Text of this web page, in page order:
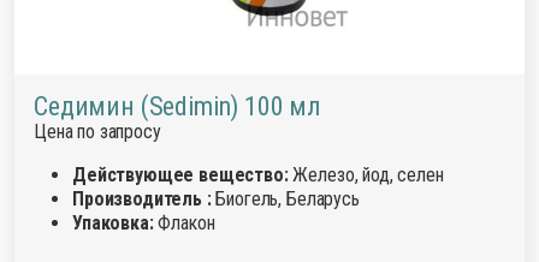
Седимин (Sedimin) 100 мл
Цена по запросу
Действующее вещество:Железо, йод, селен
Производитель :Биогель, Беларусь
Упаковка:Флакон